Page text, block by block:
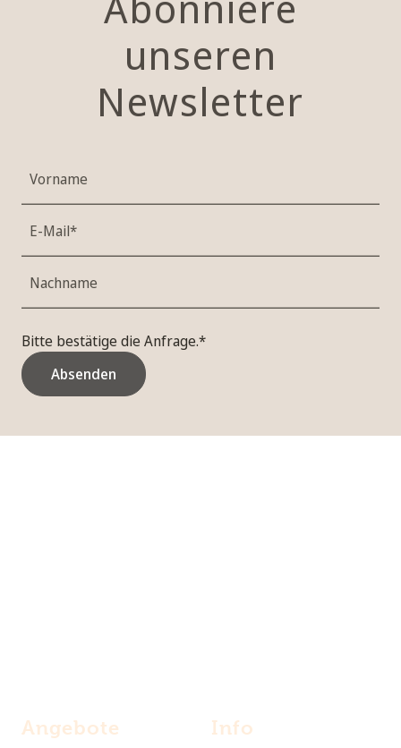
unseren
Newsletter
Vorname
E-Mail*
Nachname
Bitte bestätige die Anfrage.*
Absenden
Angebote Info